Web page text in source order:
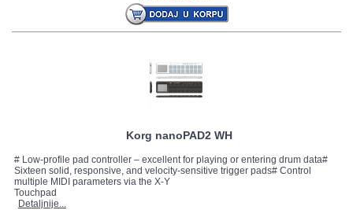
Korg nanoPAD2 WH
# Low-profile pad controller – excellent for playing or entering drum data#
Sixteen solid, responsive, and velocity-sensitive trigger pads# Control
multiple MIDI parameters via the X-Y
Detaljnije...